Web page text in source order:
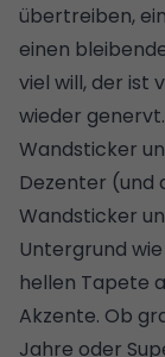
übertreiben,
einen
viel will, der ist
wieder genervt.
Wandsticker
Dezenter (und
Wandsticker
Untergrund
hellen Tapete
Akzente. Ob
Jahre oder